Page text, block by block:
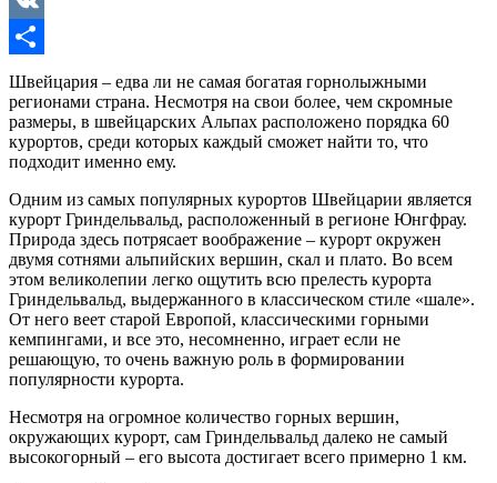
VK
Отправить
Швейцария – едва ли не самая богатая горнолыжными
регионами страна. Несмотря на свои более, чем скромные
размеры, в швейцарских Альпах расположено порядка 60
курортов, среди которых каждый сможет найти то, что
подходит именно ему.
Одним из самых популярных курортов Швейцарии является
курорт Гриндельвальд, расположенный в регионе Юнгфрау.
Природа здесь потрясает воображение – курорт окружен
двумя сотнями альпийских вершин, скал и плато. Во всем
этом великолепии легко ощутить всю прелесть курорта
Гриндельвальд, выдержанного в классическом стиле «шале».
От него веет старой Европой, классическими горными
кемпингами, и все это, несомненно, играет если не
решающую, то очень важную роль в формировании
популярности курорта.
Несмотря на огромное количество горных вершин,
окружающих курорт, сам Гриндельвальд далеко не самый
высокогорный – его высота достигает всего примерно 1 км.